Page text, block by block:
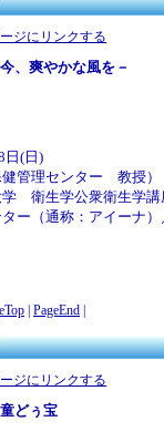
ジにリンクする
、爽やかな風を－
日(日)
管理センター 教授）
学 衛生学公衆衛生学
ー（通称：アイーナ）
| PageEnd |
ジにリンクする
どぅ宝